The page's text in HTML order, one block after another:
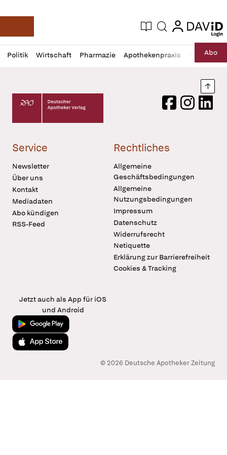
Deutsche Apotheker Zeitung
Aktuelle Ausgabe
Suche login
login
Politik Wirtschaft Pharmazie Apothekenpraxis RechtAbo
Profil
öffnen
Daz
Pur
Deutscher Apotheker Verlag Logo
FacebookInstagram
Service
Newsletter
Über uns
Kontakt
Mediadaten
Abo kündigen
RSS-Feed
Rechtliches
Allgemeine
Geschäftsbedingungen
Allgemeine
Nutzungsbedingungen
Impressum
Datenschutz
Widerrufsrecht
Netiquette
Erklärung zur Barrierefreiheit
Cookies & Tracking
Jetzt auch als App für iOS
und Android
Jetzt bei Google Play
Laden im App Store
© 2026 Deutsche Apotheker Zeitung